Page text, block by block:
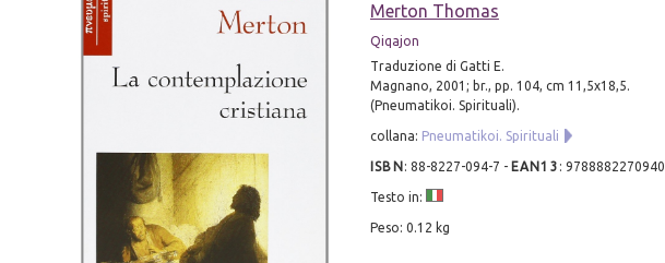
Merton Thomas
Qiqajon
Traduzione di Gatti E.
Magnano, 2001; br., pp. 104, cm 11,5x18,5.
(Pneumatikoi. Spirituali).
collana: Pneumatikoi. Spirituali
ISBN : 88-8227-094-7 - EAN13 : 9788882270940
Testo in:
Peso: 0.12 kg